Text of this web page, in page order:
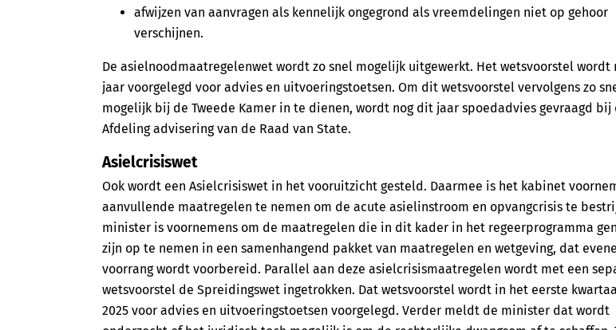
afwijzen van aanvragen als kennelijk ongegrond als vreemdelingen niet op gehoor
verschijnen.
De asielnoodmaatregelenwet wordt zo snel mogelijk uitgewerkt. Het wetsvoorstel wordt
jaar voorgelegd voor advies en uitvoeringstoetsen. Om dit wetsvoorstel vervolgens zo
mogelijk bij de Tweede Kamer in te dienen, wordt nog dit jaar spoedadvies gevraagd bij
Afdeling advisering van de Raad van State.
Asielcrisiswet
Ook wordt een Asielcrisiswet in het vooruitzicht gesteld. Daarmee is het kabinet
aanvullende maatregelen te nemen om de acute asielinstroom en opvangcrisis te
minister is voornemens om de maatregelen die in dit kader in het regeerprogramma
zijn op te nemen in een samenhangend pakket van maatregelen en wetgeving, dat
voorrang wordt voorbereid. Parallel aan deze asielcrisismaatregelen wordt met een
wetsvoorstel de Spreidingswet ingetrokken. Dat wetsvoorstel wordt in het eerste
2025 voor advies en uitvoeringstoetsen voorgelegd. Verder meldt de minister dat wordt